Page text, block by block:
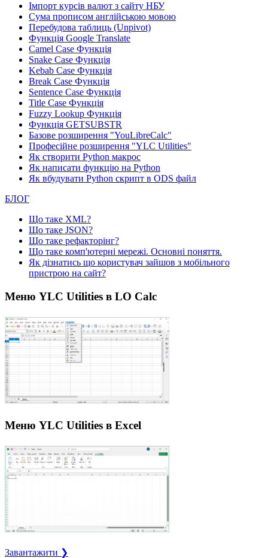
Імпорт курсів валют з сайту НБУ
Сума прописом англійською мовою
Перебудова таблиць (Unpivot)
Функція Google Translate
Camel Case Функція
Snake Case Функція
Kebab Case Функція
Break Case Функція
Sentence Case Функція
Title Case Функція
Fuzzy Lookup Функція
Функція GETSUBSTR
Базове розширення "YouLibreCalc"
Професійне розширення "YLC Utilities"
Як створити Python макрос
Як написати функцію на Python
Як вбудувати Python скрипт в ODS файл
БЛОГ
Що таке XML?
Що таке JSON?
Що таке рефакторінг?
Що таке комп'ютерні мережі. Основні поняття.
Як дізнатись що користувач зайшов з мобільного
пристрою на сайт?
Меню YLC Utilities в LO Calc
Меню YLC Utilities в Excel
Завантажити ❯